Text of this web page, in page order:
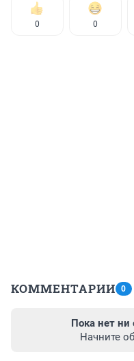
0 0
КОММЕНТАРИИ 0
Пока нет ни
Начните